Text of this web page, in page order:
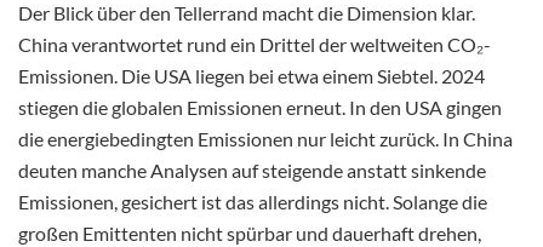
Der Blick über den Tellerrand macht die Dimension klar.
China verantwortet rund ein Drittel der weltweiten CO₂-
Emissionen. Die USA liegen bei etwa einem Siebtel. 2024
stiegen die globalen Emissionen erneut. In den USA gingen
die energiebedingten Emissionen nur leicht zurück. In China
deuten manche Analysen auf steigende anstatt sinkende
Emissionen, gesichert ist das allerdings nicht. Solange die
großen Emittenten nicht spürbar und dauerhaft drehen,